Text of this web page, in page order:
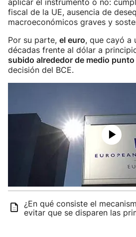
aplicar el instrumento o no:
fiscal de la UE, ausencia de
macroeconómicos graves y
Por su parte, el euro, que cayó a
décadas frente al dólar a
subido alrededor de medio
decisión del BCE.
¿En qué consiste el
evitar que se disparen las